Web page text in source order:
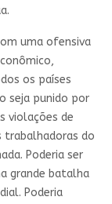
uma ofensiva
os países
seja punido por
violações de
trabalhadoras do
Poderia ser
grande batalha
Poderia